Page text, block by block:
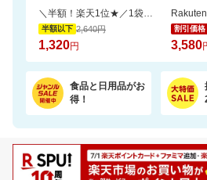
＼半額！楽天1位★／1袋で4.5兆個の乳酸菌を配合！毎日の調子を考えた乳酸菌サプリ
半額以下 2,640円
1,320円
割引価格
3,580
食品と日用品がお
得！